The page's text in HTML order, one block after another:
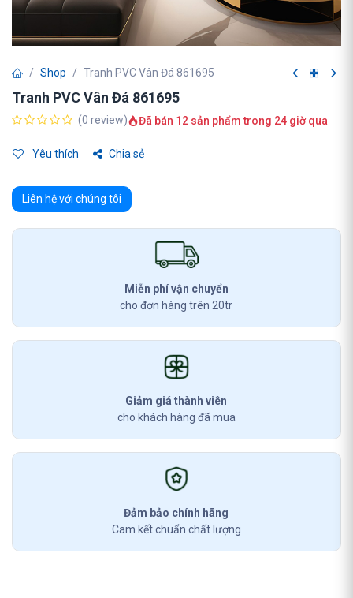
Shop Tranh PVC Vân Đá 861695
Tranh PVC Vân Đá 861695
(0 review) Đã bán 12 sản phẩm trong 24 giờ qua
Yêu thích Chia sẻ
Liên hệ với chúng tôi
Miễn phí vận chuyển
cho đơn hàng trên 20tr
Giảm giá thành viên
cho khách hàng đã mua
Đảm bảo chính hãng
Cam kết chuẩn chất lượng